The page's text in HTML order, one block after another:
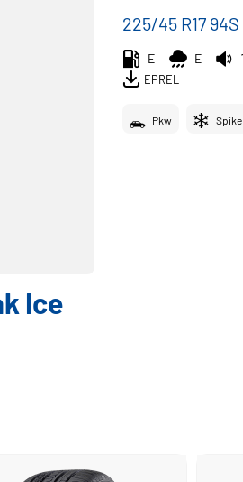
Ice
225/45 R17 94S
E E
EPREL
Pkw Spike